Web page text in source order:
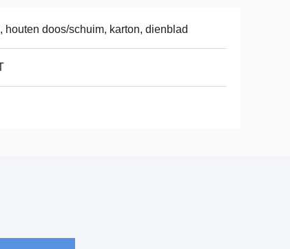
houten doos/schuim, karton, dienblad